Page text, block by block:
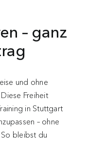
– ganz
und ohne
Freiheit
in Stuttgart
– ohne
bleibst du